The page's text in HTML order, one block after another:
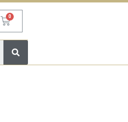
Carrello
Cerca